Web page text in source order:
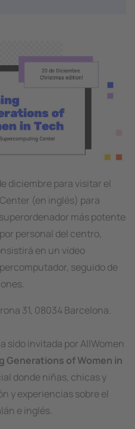
diciembre para visitar el
(en inglés) para
más potente
personal del centro,
en un video
seguido de
31, 08034 Barcelona.
sido invitada por AllWomen
Generations of Women in
donde niñas, chicas y
y experiencias sobre el
e inglés.